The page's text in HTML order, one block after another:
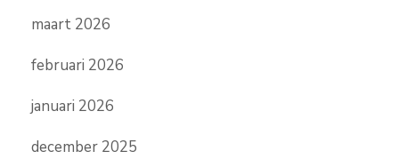
maart 2026
februari 2026
januari 2026
december 2025